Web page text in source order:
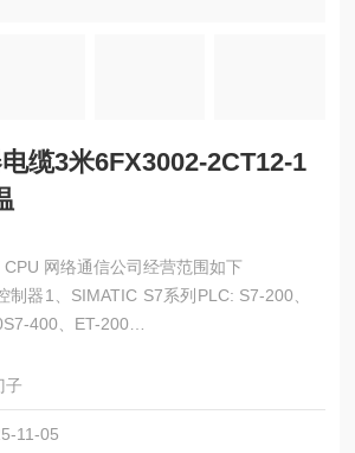
缆3米6FX3002-2CT12-1
CPU 网络通信公司经营范围如下
制器1、SIMATIC S7系列PLC: S7-200、
400、ET-200
子
11-05